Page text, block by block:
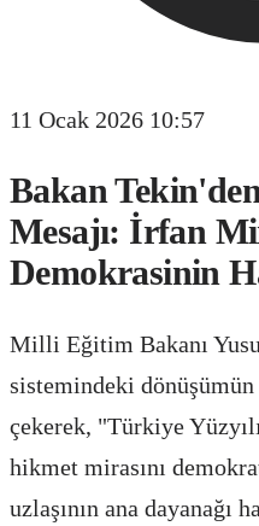
11 Ocak 2026 10:57
Bakan
Mesajı: İrfan
Demokrasinin
Milli Eğitim Bakanı
sistemindeki
çekerek, "Türkiye
hikmet mirasını
uzlaşının ana dayanağı